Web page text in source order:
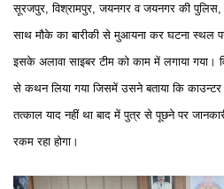
सूरजपुर, विश्रामपुर, जयनगर व जयनगर की पुलिस,
साथ मौके का बारीकी से मुआयना कर घटना स्थल
इसके अलावा साइबर टीम को काम में लगाया गया।
से कथन लिया गया जिसमें उसने बताया कि
तत्काल याद नहीं था बाद में पुत्र से पूछने पर
रकम रहा होगा।